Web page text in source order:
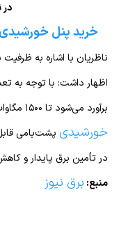
در
خرید پنل
ناظریان با اشاره به
اظهار داشت: با توجه به
برآورد می‌شود تا ۱۵۰۰ مگاوات ظرفیت جدید در قالب
خورشیدی پشت‌بامی
در تأمین برق پایدار و
منبع: برق نیوز